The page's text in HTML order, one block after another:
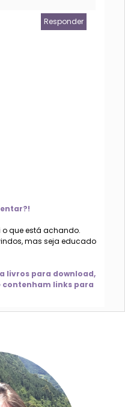
Responder
o que está achando.
mas seja educado
livros para download,
contenham links para